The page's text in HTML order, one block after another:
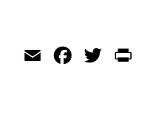
Email Facebook
Twitter